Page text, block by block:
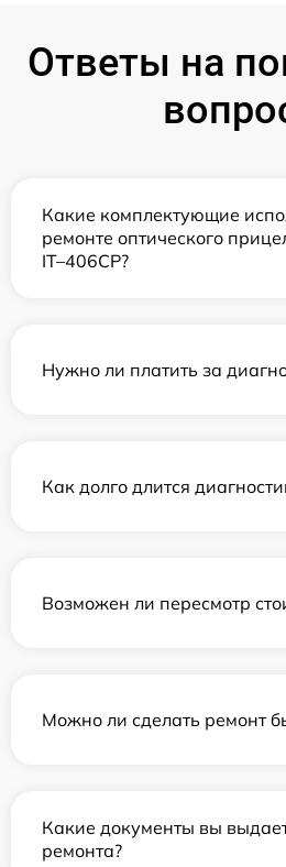
Ответы на
Какие комплектующие
ремонте оптического
IT–406СP?
Нужно ли платить за
Как долго длится
Возможен ли пересмотр
Можно ли сделать ремонт
Какие документы вы
ремонта?